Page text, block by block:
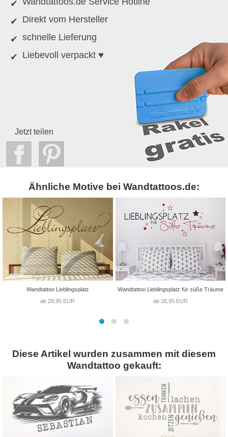
Direkt vom Hersteller
schnelle Lieferung
Liebevoll verpackt ♥
Jetzt teilen
Ähnliche Motive bei Wandtattoos.de:
Wandtattoo Lieblingsplatz
ab 28,95 EUR
Wandtattoo Lieblingsplatz für süße Träume
ab 28,95 EUR
Diese Artikel wurden zusammen mit diesem
Wandtattoo gekauft: